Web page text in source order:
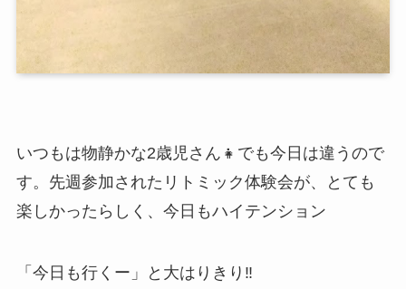
いつもは物静かな2歳児さん👧でも今日は違うので
す。先週参加されたリトミック体験会が、とても
楽しかったらしく、今日もハイテンション
「今日も行くー」と大はりきり‼